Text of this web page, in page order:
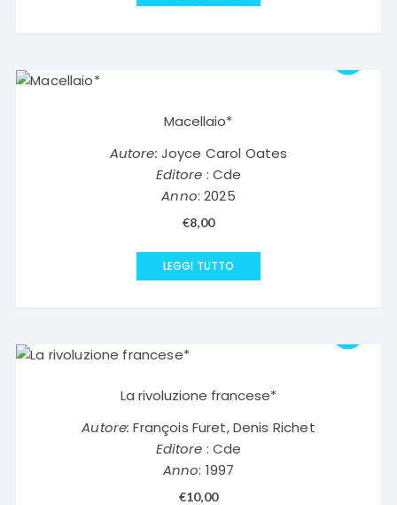
Macellaio*
Autore: Joyce Carol Oates
Editore : Cde
Anno: 2025
€8,00
LEGGI TUTTO
La rivoluzione francese*
Autore: François Furet, Denis Richet
Editore : Cde
Anno: 1997
€10,00